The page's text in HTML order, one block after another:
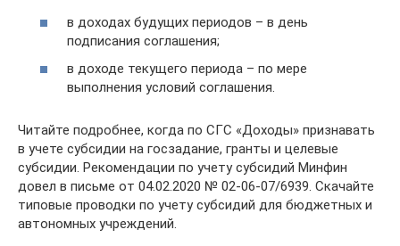
в доходах будущих периодов – в день
подписания соглашения;
в доходе текущего периода – по мере
выполнения условий соглашения.
Читайте подробнее, когда по СГС «Доходы» признавать
в учете субсидии на госзадание, гранты и целевые
субсидии. Рекомендации по учету субсидий Минфин
довел в письме от 04.02.2020 № 02-06-07/6939. Скачайте
типовые проводки по учету субсидий для бюджетных и
автономных учреждений.